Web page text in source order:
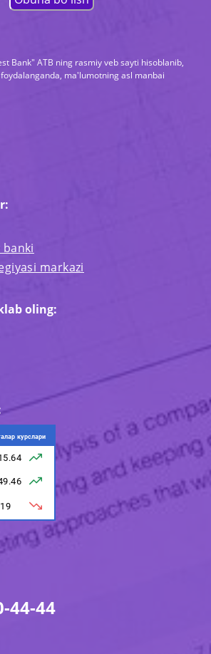
Bank" ATB ning rasmiy veb sayti hisoblanib,
ma'lumotning asl manbai
banki
markazi
oling:
44-44